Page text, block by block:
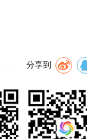
分享到